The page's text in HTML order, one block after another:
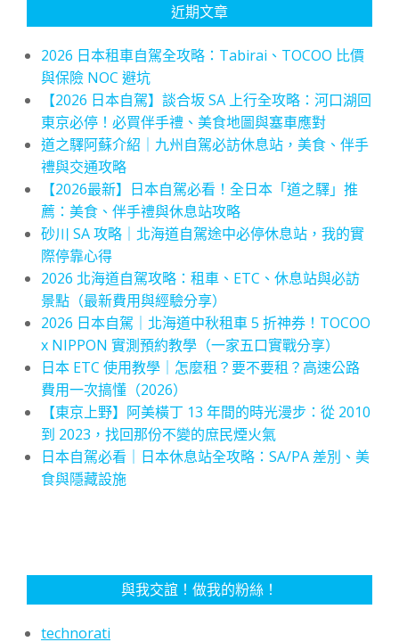
近期文章
2026 日本租車自駕全攻略：Tabirai、TOCOO 比價
與保險 NOC 避坑
【2026 日本自駕】談合坂 SA 上行全攻略：河口湖回
東京必停！必買伴手禮、美食地圖與塞車應對
道之驛阿蘇介紹｜九州自駕必訪休息站，美食、伴手
禮與交通攻略
【2026最新】日本自駕必看！全日本「道之驛」推
薦：美食、伴手禮與休息站攻略
砂川 SA 攻略｜北海道自駕途中必停休息站，我的實
際停靠心得
2026 北海道自駕攻略：租車、ETC、休息站與必訪
景點（最新費用與經驗分享）
2026 日本自駕｜北海道中秋租車 5 折神券！TOCOO
x NIPPON 實測預約教學（一家五口實戰分享）
日本 ETC 使用教學｜怎麼租？要不要租？高速公路
費用一次搞懂（2026）
【東京上野】阿美橫丁 13 年間的時光漫步：從 2010
到 2023，找回那份不變的庶民煙火氣
日本自駕必看｜日本休息站全攻略：SA/PA 差別、美
食與隱藏設施
與我交誼！做我的粉絲！
technorati